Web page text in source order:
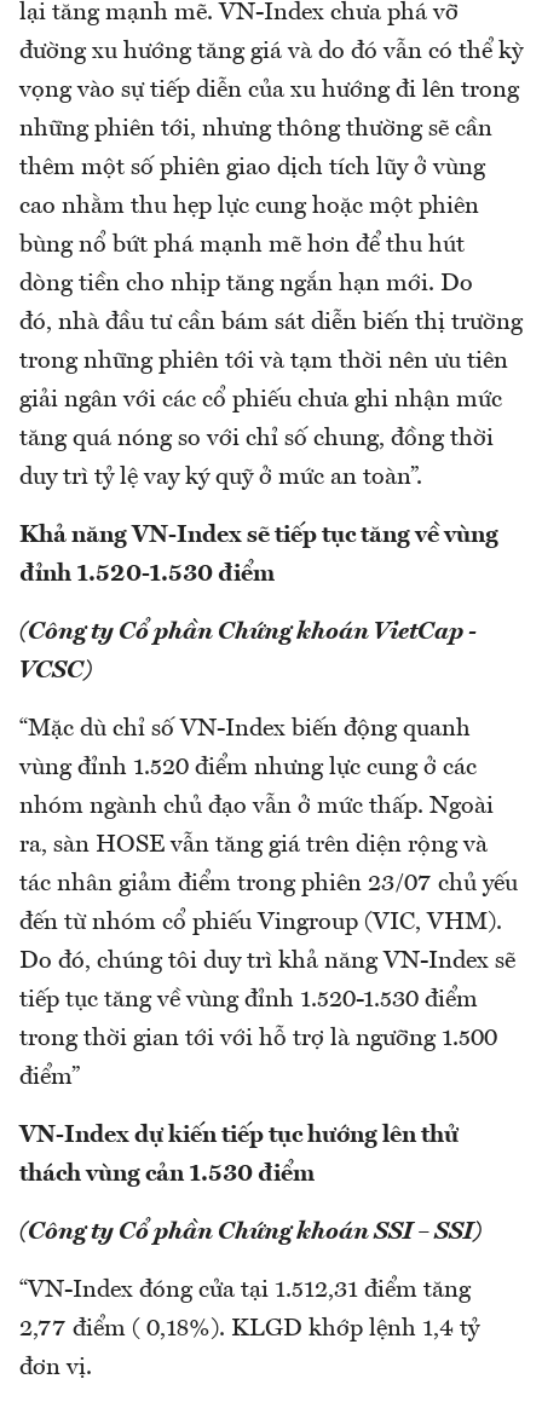
lại tăng mạnh mẽ. VN-Index chưa phá vỡ
đường xu hướng tăng giá và do đó vẫn có thể kỳ
vọng vào sự tiếp diễn của xu hướng đi lên trong
những phiên tới, nhưng thông thường sẽ cần
thêm một số phiên giao dịch tích lũy ở vùng
cao nhằm thu hẹp lực cung hoặc một phiên
bùng nổ bứt phá mạnh mẽ hơn để thu hút
dòng tiền cho nhịp tăng ngắn hạn mới. Do
đó, nhà đầu tư cần bám sát diễn biến thị trường
trong những phiên tới và tạm thời nên ưu tiên
giải ngân với các cổ phiếu chưa ghi nhận mức
tăng quá nóng so với chỉ số chung, đồng thời
duy trì tỷ lệ vay ký quỹ ở mức an toàn”.
Khả năng VN-Index sẽ tiếp tục tăng về vùng
đỉnh 1.520-1.530 điểm
(Công ty Cổ phần Chứng khoán VietCap -
VCSC)
“Mặc dù chỉ số VN-Index biến động quanh
vùng đỉnh 1.520 điểm nhưng lực cung ở các
nhóm ngành chủ đạo vẫn ở mức thấp. Ngoài
ra, sàn HOSE vẫn tăng giá trên diện rộng và
tác nhân giảm điểm trong phiên 23/07 chủ yếu
đến từ nhóm cổ phiếu Vingroup (VIC, VHM).
Do đó, chúng tôi duy trì khả năng VN-Index sẽ
tiếp tục tăng về vùng đỉnh 1.520-1.530 điểm
trong thời gian tới với hỗ trợ là ngưỡng 1.500
điểm”
VN-Index dự kiến tiếp tục hướng lên thử
thách vùng cản 1.530 điểm
(Công ty Cổ phần Chứng khoán SSI – SSI)
“VN-Index đóng cửa tại 1.512,31 điểm tăng
2,77 điểm ( 0,18%). KLGD khớp lệnh 1,4 tỷ
đơn vị.